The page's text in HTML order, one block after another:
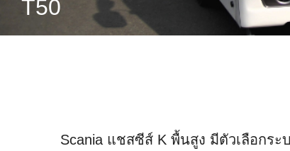
T50
Scania แชสซีส์ K พื้นสูง มีตัวเลือกร